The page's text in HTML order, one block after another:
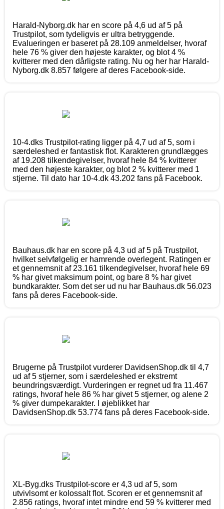
Harald-Nyborg.dk har en score på 4,6 ud af 5 på
Trustpilot, som tydeligvis er ultra betryggende.
Evalueringen er baseret på 28.109 anmeldelser, hvoraf
hele 76 % giver den højeste karakter, og blot 4 %
kvitterer med den dårligste rating. Nu og her har Harald-
Nyborg.dk 8.857 følgere af deres Facebook-side.
10-4.dks Trustpilot-rating ligger på 4,7 ud af 5, som i
særdeleshed er fantastisk flot. Karakteren grundlægges
af 19.208 tilkendegivelser, hvoraf hele 84 % kvitterer
med den højeste karakter, og blot 2 % kvitterer med 1
stjerne. Til dato har 10-4.dk 43.202 fans på Facebook.
Bauhaus.dk har en score på 4,3 ud af 5 på Trustpilot,
hvilket selvfølgelig er hamrende overlegent. Ratingen er
et gennemsnit af 23.161 tilkendegivelser, hvoraf hele 69
% har givet maksimum point, og bare 8 % har givet
bundkarakter. Som det ser ud nu har Bauhaus.dk 56.023
fans på deres Facebook-side.
Brugerne på Trustpilot vurderer DavidsenShop.dk til 4,7
ud af 5 stjerner, som i særdeleshed er ekstremt
beundringsværdigt. Vurderingen er regnet ud fra 11.467
ratings, hvoraf hele 86 % har givet 5 stjerner, og alene 2
% giver dumpekarakter. I øjeblikket har
DavidsenShop.dk 53.774 fans på deres Facebook-side.
XL-Byg.dks Trustpilot-score er 4,3 ud af 5, som
utvivlsomt er kolossalt flot. Scoren er et gennemsnit af
2.856 ratings, hvoraf intet mindre end 59 % kvitterer med